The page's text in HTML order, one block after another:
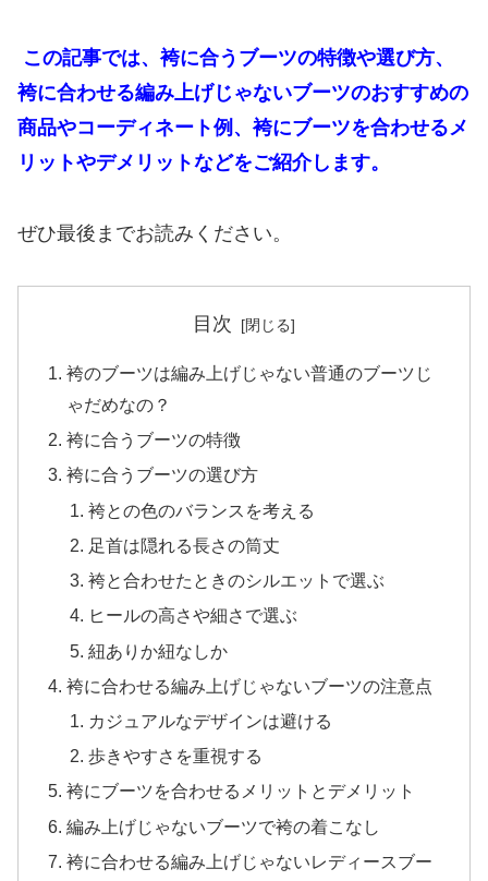
この記事では、袴に合うブーツの特徴や選び方、
袴に合わせる編み上げじゃないブーツのおすすめの
商品やコーディネート例、袴にブーツを合わせるメ
リットやデメリットなどをご紹介します。
ぜひ最後までお読みください。
目次
袴のブーツは編み上げじゃない普通のブーツじ
ゃだめなの？
袴に合うブーツの特徴
袴に合うブーツの選び方
袴との色のバランスを考える
足首は隠れる長さの筒丈
袴と合わせたときのシルエットで選ぶ
ヒールの高さや細さで選ぶ
紐ありか紐なしか
袴に合わせる編み上げじゃないブーツの注意点
カジュアルなデザインは避ける
歩きやすさを重視する
袴にブーツを合わせるメリットとデメリット
編み上げじゃないブーツで袴の着こなし
袴に合わせる編み上げじゃないレディースブー